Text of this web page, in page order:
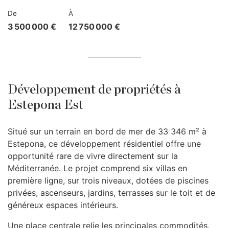
De
3 500 000 €
À
12 750 000 €
Développement de propriétés à
Estepona Est
Situé sur un terrain en bord de mer de 33 346 m² à
Estepona, ce développement résidentiel offre une
opportunité rare de vivre directement sur la
Méditerranée. Le projet comprend six villas en
première ligne, sur trois niveaux, dotées de piscines
privées, ascenseurs, jardins, terrasses sur le toit et de
généreux espaces intérieurs.
Une place centrale relie les principales commodités,